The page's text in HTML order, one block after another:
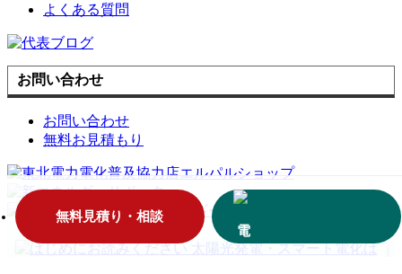
無料見積り・相談
よくある質問
お問い合わせ
お問い合わせ
無料お見積もり